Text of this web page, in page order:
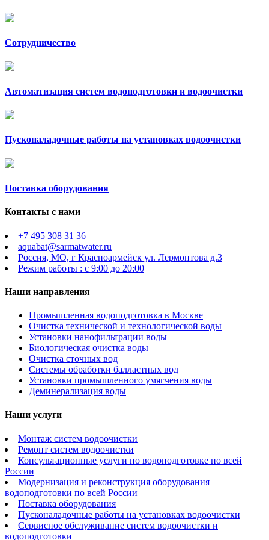
Сотрудничество
Автоматизация систем водоподготовки и водоочистки
Пусконаладочные работы на установках водоочистки
Поставка оборудования
Контакты с нами
+7 495 308 31 36
aquabat@sarmatwater.ru
Россия, МО, г Красноармейск ул. Лермонтова д.3
Режим работы : с 9:00 до 20:00
Наши направления
Промышленная водоподготовка в Москве
Очистка технической и технологической воды
Установки нанофильтрации воды
Биологическая очистка воды
Очистка сточных вод
Системы обработки балластных вод
Установки промышленного умягчения воды
Деминерализация воды
Наши услуги
Монтаж систем водоочистки
Ремонт систем водоочистки
Консультационные услуги по водоподготовке по всей
России
Модернизация и реконструкция оборудования
водоподготовки по всей России
Поставка оборудования
Пусконаладочные работы на установках водоочистки
Сервисное обслуживание систем водоочистки и
водоподготовки